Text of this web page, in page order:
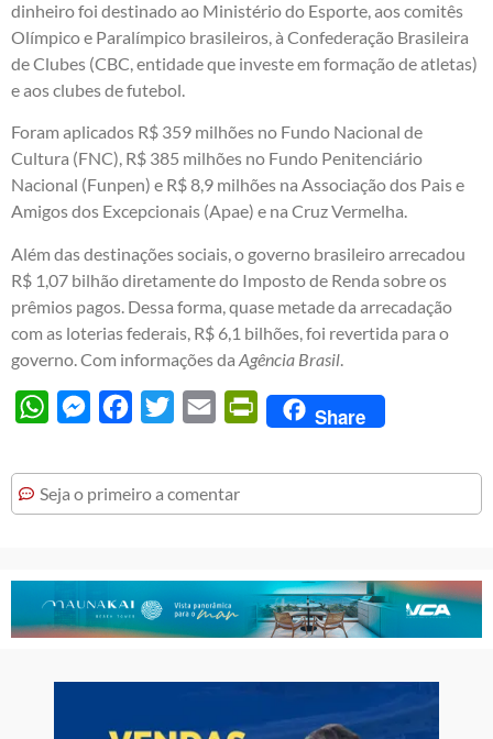
dinheiro foi destinado ao Ministério do Esporte, aos comitês
Olímpico e Paralímpico brasileiros, à Confederação Brasileira
de Clubes (CBC, entidade que investe em formação de atletas)
e aos clubes de futebol.
Foram aplicados R$ 359 milhões no Fundo Nacional de
Cultura (FNC), R$ 385 milhões no Fundo Penitenciário
Nacional (Funpen) e R$ 8,9 milhões na Associação dos Pais e
Amigos dos Excepcionais (Apae) e na Cruz Vermelha.
Além das destinações sociais, o governo brasileiro arrecadou
R$ 1,07 bilhão diretamente do Imposto de Renda sobre os
prêmios pagos. Dessa forma, quase metade da arrecadação
com as loterias federais, R$ 6,1 bilhões, foi revertida para o
governo. Com informações da Agência Brasil
WhatsAppMessengerFacebook
Twitter Email PrintFriendly
Share
Seja o primeiro a comentar